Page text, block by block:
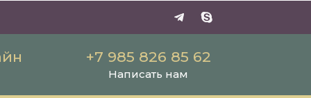
+7 985 826 85 62
Написать нам